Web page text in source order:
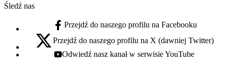
Śledź nas
facebook - otwiera się w nowej karcie
Przejdź do naszego profilu na Facebooku
x - otwiera się w nowej karcie
Przejdź do naszego profilu na X (dawniej Twitter)
youtube - otwiera się w nowej karcie
Odwiedź nasz kanał w serwisie YouTube